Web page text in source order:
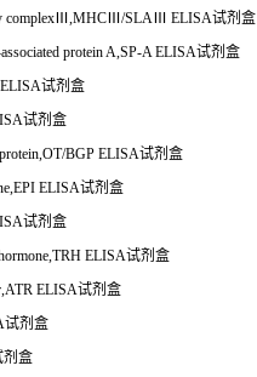
complex ,MHCⅢ/SLAⅢ ELISA试剂盒
protein A,SP-A ELISA试剂盒
ELISA试剂盒
试剂盒
BGP ELISA试剂盒
ELISA试剂盒
试剂盒
ELISA试剂盒
ELISA试剂盒
试剂盒
剂盒